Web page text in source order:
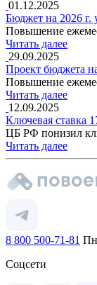
01.12.2025
Бюджет на 2026 г.
Повышение
Читать далее
29.09.2025
Проект бюджета
Повышение
Читать далее
12.09.2025
Ключевая ставка
ЦБ РФ понизил
Читать далее
8 800 500-71-81
Соцсети